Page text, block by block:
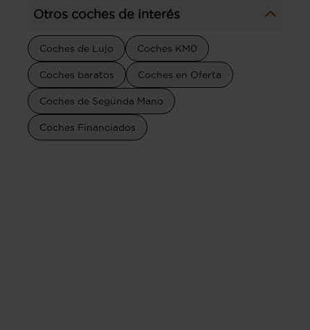
Otros coches de interés
Coches de Lujo Coches KM0
Coches baratos Coches en Oferta
Coches de Segunda Mano
Coches Financiados